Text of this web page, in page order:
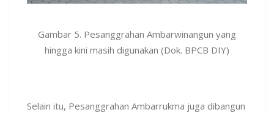
Gambar 5. Pesanggrahan Ambarwinangun yang
hingga kini masih digunakan (Dok. BPCB DIY)
Selain itu, Pesanggrahan Ambarrukma juga dibangun